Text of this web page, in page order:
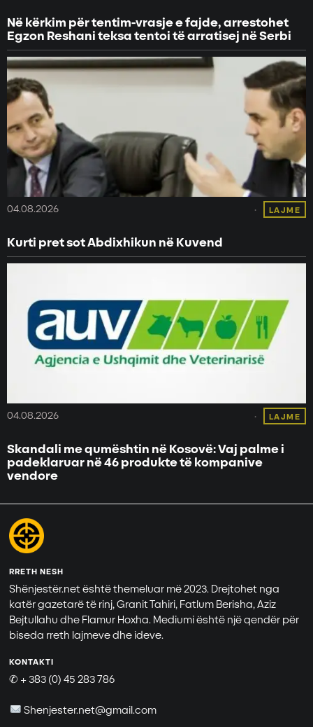
Në kërkim për tentim-vrasje e fajde, arrestohet
Egzon Reshani teksa tentoi të arratisej në Serbi
04.08.2026 LAJME
Kurti pret sot Abdixhikun në Kuvend
04.08.2026 LAJME
Skandali me qumështin në Kosovë: Vaj palme i
padeklaruar në 46 produkte të kompanive
vendore
RRETH NESH
Shënjestër.net është themeluar më 2023. Drejtohet nga
katër gazetarë të rinj, Granit Tahiri, Fatlum Berisha, Aziz
Bejtullahu dhe Flamur Hoxha. Mediumi është një qendër për
biseda rreth lajmeve dhe ideve.
KONTAKTI
✆ + 383 (0) 45 283 786
Shenjester.net@gmail.com